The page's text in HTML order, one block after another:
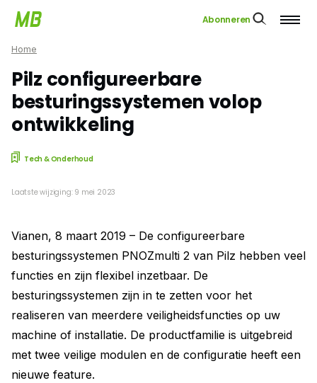
Abonneren
Home
Pilz configureerbare
besturingssystemen volop
ontwikkeling
Tech & Onderhoud
Laatste wijziging: 9 mei 2023
Vianen, 8 maart 2019 – De configureerbare
besturingssystemen PNOZmulti 2 van Pilz hebben veel
functies en zijn flexibel inzetbaar. De
besturingssystemen zijn in te zetten voor het
realiseren van meerdere veiligheidsfuncties op uw
machine of installatie. De productfamilie is uitgebreid
met twee veilige modulen en de configuratie heeft een
nieuwe feature.